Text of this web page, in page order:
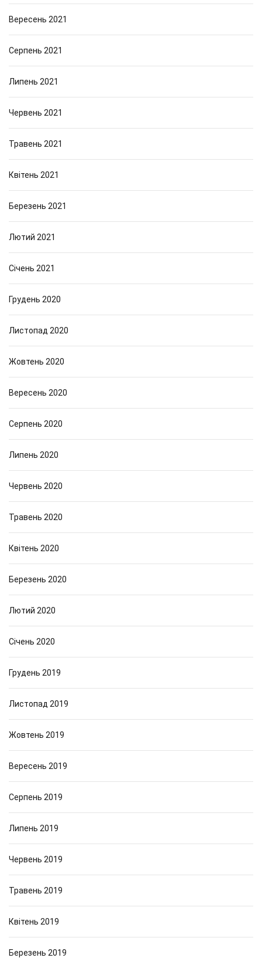
Вересень 2021
Серпень 2021
Липень 2021
Червень 2021
Травень 2021
Квітень 2021
Березень 2021
Лютий 2021
Січень 2021
Грудень 2020
Листопад 2020
Жовтень 2020
Вересень 2020
Серпень 2020
Липень 2020
Червень 2020
Травень 2020
Квітень 2020
Березень 2020
Лютий 2020
Січень 2020
Грудень 2019
Листопад 2019
Жовтень 2019
Вересень 2019
Серпень 2019
Липень 2019
Червень 2019
Травень 2019
Квітень 2019
Березень 2019